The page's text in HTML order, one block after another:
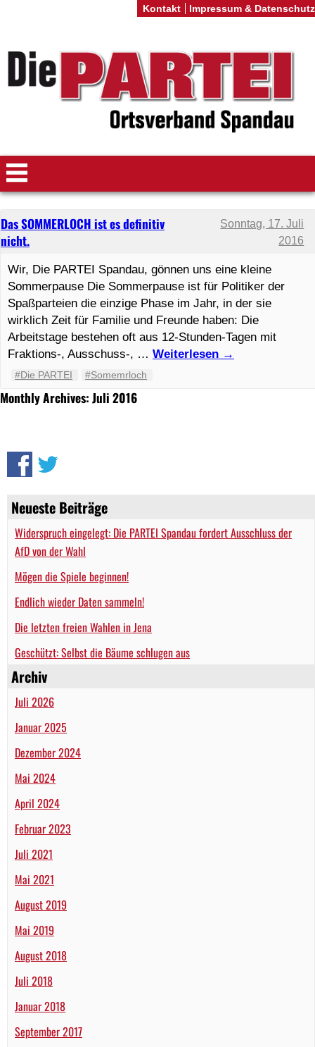
Neueste Beiträge
Widerspruch eingelegt: Die PARTEI Spandau fordert Ausschluss der
AfD von der Wahl
Mögen die Spiele beginnen!
Endlich wieder Daten sammeln!
Die letzten freien Wahlen in Jena
Geschützt: Selbst die Bäume schlugen aus
Archiv
Juli 2026
Januar 2025
Dezember 2024
Mai 2024
April 2024
Februar 2023
Juli 2021
Mai 2021
August 2019
Mai 2019
August 2018
Juli 2018
Januar 2018
September 2017
Monthly Archives: Juli 2016
Das SOMMERLOCH ist es definitiv
nicht.
Sonntag, 17. Juli
2016
Wir, Die PARTEI Spandau, gönnen uns eine kleine
Sommerpause Die Sommerpause ist für Politiker der
Spaßparteien die einzige Phase im Jahr, in der sie
wirklich Zeit für Familie und Freunde haben: Die
Arbeitstage bestehen oft aus 12-Stunden-Tagen mit
Fraktions-, Ausschuss-, … Weiterlesen →
#Die PARTEI #Somemrloch
Kontakt Impressum & Datenschutz